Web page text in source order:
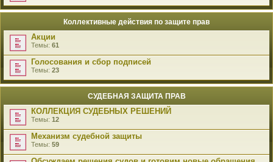
Коллективные действия по защите прав
Акции
Темы: 61
Голосования и сбор подписей
Темы: 23
СУДЕБНАЯ ЗАЩИТА ПРАВ
КОЛЛЕКЦИЯ СУДЕБНЫХ РЕШЕНИЙ
Темы: 12
Механизм судебной защиты
Темы: 59